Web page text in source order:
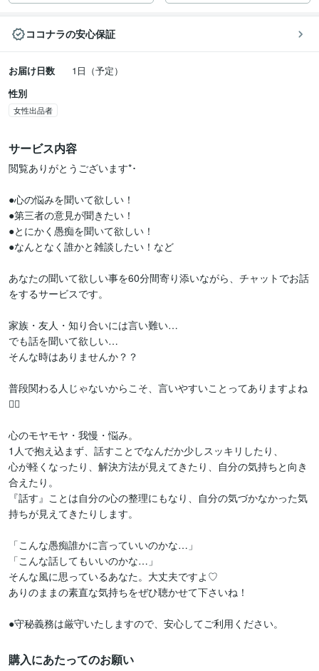
ココナラの安心保証
お届け日数
1日（予定）
性別
女性出品者
サービス内容
閲覧ありがとうございます*･
●心の悩みを聞いて欲しい！
●第三者の意見が聞きたい！
●とにかく愚痴を聞いて欲しい！
●なんとなく誰かと雑談したい！など
あなたの聞いて欲しい事を60分間寄り添いながら、チャットでお話
をするサービスです。
家族・友人・知り合いには言い難い…
でも話を聞いて欲しい…
そんな時はありませんか？？
普段関わる人じゃないからこそ、言いやすいことってありますよね
❁⃘
心のモヤモヤ・我慢・悩み。
1人で抱え込まず、話すことでなんだか少しスッキリしたり、
心が軽くなったり、解決方法が見えてきたり、自分の気持ちと向き
合えたり。
『話す』ことは自分の心の整理にもなり、自分の気づかなかった気
持ちが見えてきたりします。
「こんな愚痴誰かに言っていいのかな…」
「こんな話してもいいのかな…」
そんな風に思っているあなた。大丈夫ですよ♡
ありのままの素直な気持ちをぜひ聴かせて下さいね！
●守秘義務は厳守いたしますので、安心してご利用ください。
購入にあたってのお願い